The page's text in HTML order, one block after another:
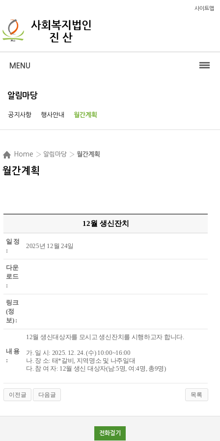
사이트맵
MENU
알림마당
공지사항 행사안내 월간계획
Home › 알림마당 › 월간계획
월간계획
12월 생신잔치
일 정
:
2025년 12월 24일
다운
로드
:
링크
(정
보) :
내 용
:
12월 생신대상자를 모시고 생신잔치를 시행하고자 합니다.
가. 일 시: 2025. 12. 24. (수) 10:00~16:00
나. 장 소: 태*갈비, 지역명소 및 나주일대
다. 참 여 자: 12월 생신 대상자(남:5명, 여:4명, 총9명)
이전글 다음글 목록
전화걸기